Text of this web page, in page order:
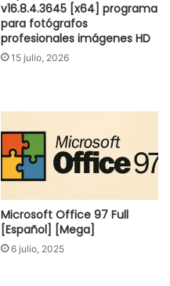
v16.8.4.3645 [x64] programa
para fotógrafos
profesionales imágenes HD
15 julio, 2026
Microsoft Office 97 Full
[Español] [Mega]
6 julio, 2025